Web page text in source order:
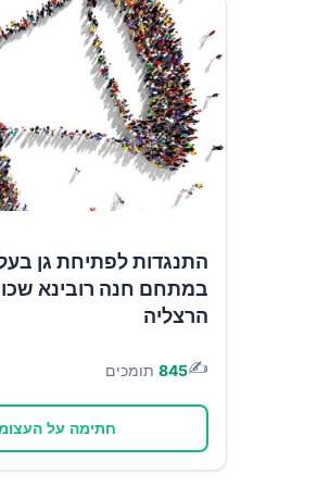
התנגדות לפתיחת גן בעל
במתחם חנה רובינא
הרצליה
✍️
845 תומכים
חתימה על